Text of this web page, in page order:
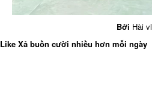
Bởi Hài vl
Like Xả buồn cười nhiều hơn mỗi ngày